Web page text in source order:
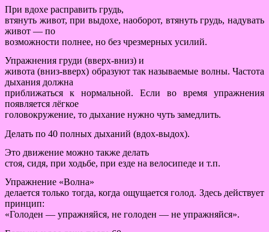
При вдохе расправить грудь,
втянуть живот, при выдохе, наоборот, втянуть грудь, надувать
живот — по
возможности полнее, но без чрезмерных усилий.
Упражнения груди (вверх-вниз) и
живота (вниз-вверх) образуют так называемые волны. Частота
дыхания должна
приближаться к нормальной. Если во время упражнения
появляется лёгкое
головокружение, то дыхание нужно чуть замедлить.
Делать по 40 полных дыханий (вдох-выдох).
Это движение можно также делать
стоя, сидя, при ходьбе, при езде на велосипеде и т.п.
Упражнение «Волна»
делается только тогда, когда ощущается голод. Здесь действует
принцип:
«Голоден — упражняйся, не голоден — не упражняйся».